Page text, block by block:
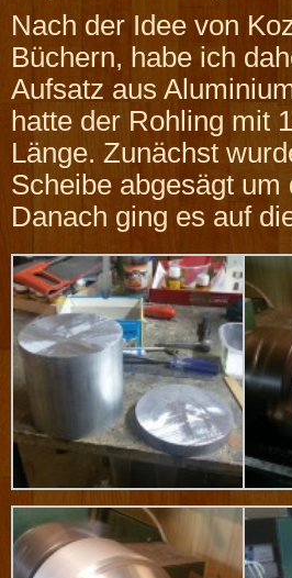
Nach der Idee von
Büchern, habe ich
Aufsatz aus
hatte der Rohling mit
Länge. Zunächst
Scheibe abgesägt
Danach ging es auf